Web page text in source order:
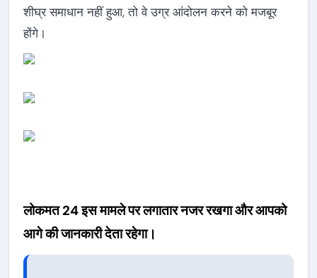
शीघ्र समाधान नहीं हुआ, तो वे उग्र आंदोलन करने को मजबूर
होंगे।
लोकमत 24 इस मामले पर लगातार नजर रखगा और आपको
आगे की जानकारी देता रहेगा।